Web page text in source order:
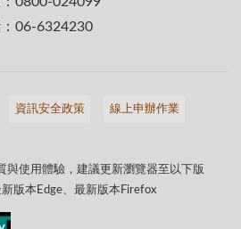
06-6324230
資訊安全政策 線上申辦作業
與使用體驗，建議更新瀏覽器至以下版
版本Edge、最新版本Firefox